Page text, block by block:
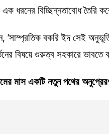
ধরনের বিচ্ছিন্নতাবোধ তৈরি
‘সাম্প্রতিক বকরি ইদ সেই
বিষয়ে গুরুত্ব সহকারে ভাবতে
মাস একটি নতুন পথের